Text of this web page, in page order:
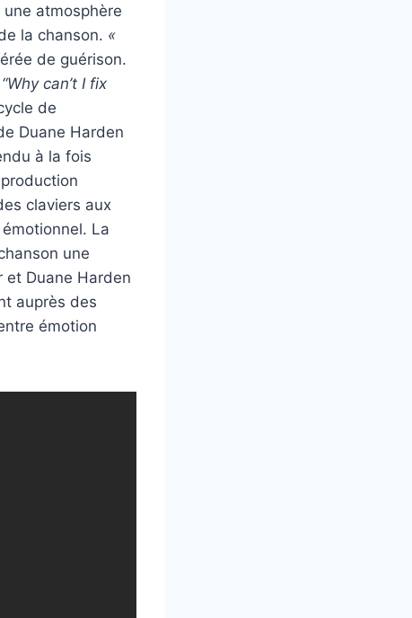
atmosphère
la chanson. «
de guérison.
“Why can’t I fix
de
Duane Harden
à la fois
claviers aux
La
une
et Duane Harden
auprès des
émotion